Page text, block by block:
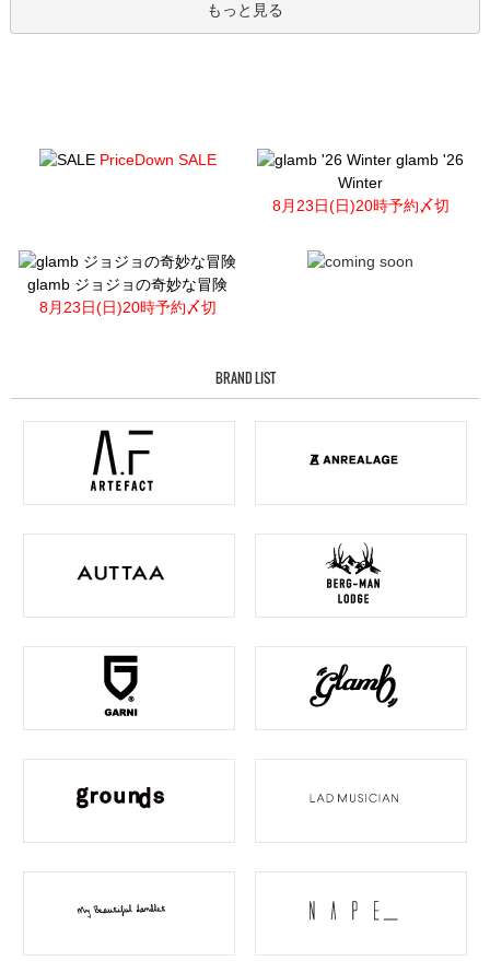
もっと見る
PriceDown SALE
glamb '26
Winter
8月23日(日)20時予約〆切
glamb ジョジョの奇妙な冒険
8月23日(日)20時予約〆切
BRAND LIST